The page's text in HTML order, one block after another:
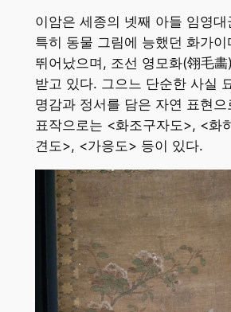
이암은 세종의 넷째 아들 임영
특히 동물 그림에 능했던 화가이
뛰어났으며, 조선 영모화(翎毛
받고 있다. 그으느 단순한 사실
명감과 정서를 담은 자연 표현으
표작으로는 <화조구자도>, <화
견도>, <가응도> 등이 있다.